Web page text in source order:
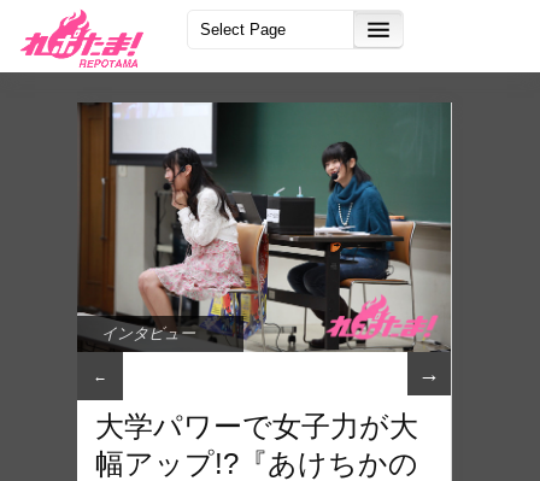
インタビュー
← →
大学パワーで女子力が大
幅アップ!?『あけちかの